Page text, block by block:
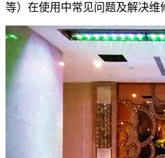
等）在使用中常见问题及解决维